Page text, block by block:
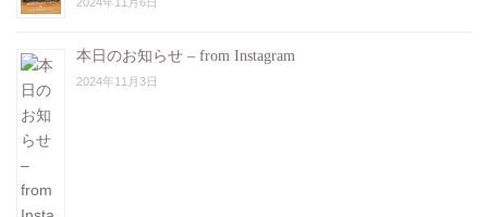
2024年11月6日
本日のお知らせ – from Instagram
2024年11月3日